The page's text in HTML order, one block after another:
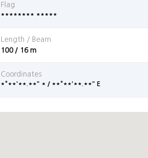
Flag
******** *****
Length / Beam
100 / 16 m
Coordinates
*°**'**.**" * / **°**'**.**" E